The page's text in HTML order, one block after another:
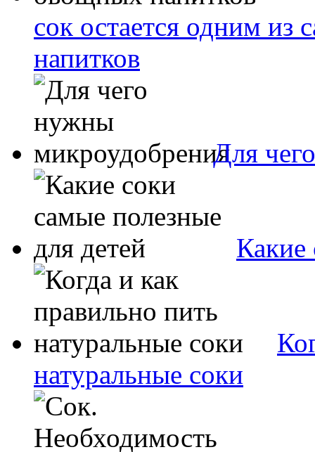
сок остается одним
напитков
Для
Какие
натуральные соки